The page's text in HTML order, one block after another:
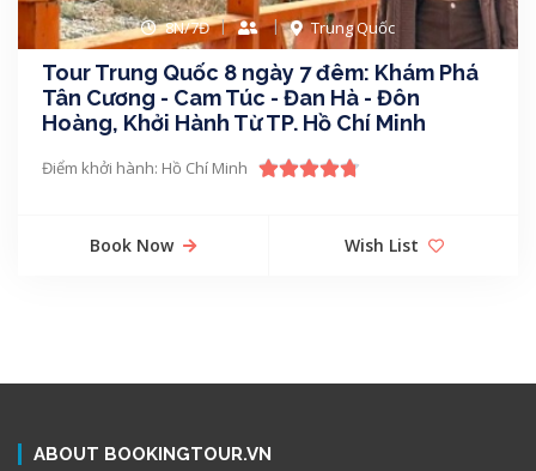
8N/7Đ Trung Quốc
Tour Trung Quốc 8 ngày 7 đêm: Khám Phá
Tân Cương - Cam Túc - Đan Hà - Đôn
Hoàng, Khởi Hành Từ TP. Hồ Chí Minh
Điểm khởi hành: Hồ Chí Minh
Book Now Wish List
ABOUT BOOKINGTOUR.VN